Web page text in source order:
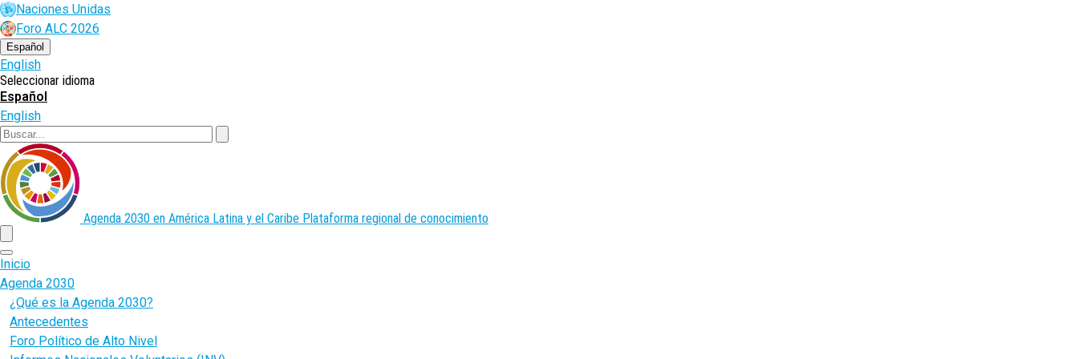
Pasar
al
contenido
principal
Naciones Unidas
Foro ALC 2026
Español
English
Seleccionar idioma
Español
English
Agenda 2030 en América Latina y el Caribe Plataforma regional de conocimiento
menu
Inicio
Agenda 2030
¿Qué es la Agenda 2030?
Antecedentes
Foro Político de Alto Nivel